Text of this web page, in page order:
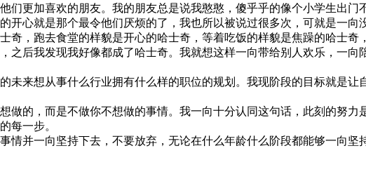
们更加喜欢的朋友。我的朋友总是说我憨憨，傻乎乎的像个小学生出
开心就是那个最令他们厌烦的了，我也所以被说过很多次，可就是一
奇，跑去食堂的样貌是开心的哈士奇，等着吃饭的样貌是焦躁的哈士
之后我发现我好像都成了哈士奇。我就想这样一向带给别人欢乐，一向
来想从事什么行业拥有什么样的职位的规划。我现阶段的目标就是让
做的，而是不做你不想做的事情。我一向十分认同这句话，此刻的努力
每一步。
情并一向坚持下去，不要放弃，无论在什么年龄什么阶段都能够一向坚